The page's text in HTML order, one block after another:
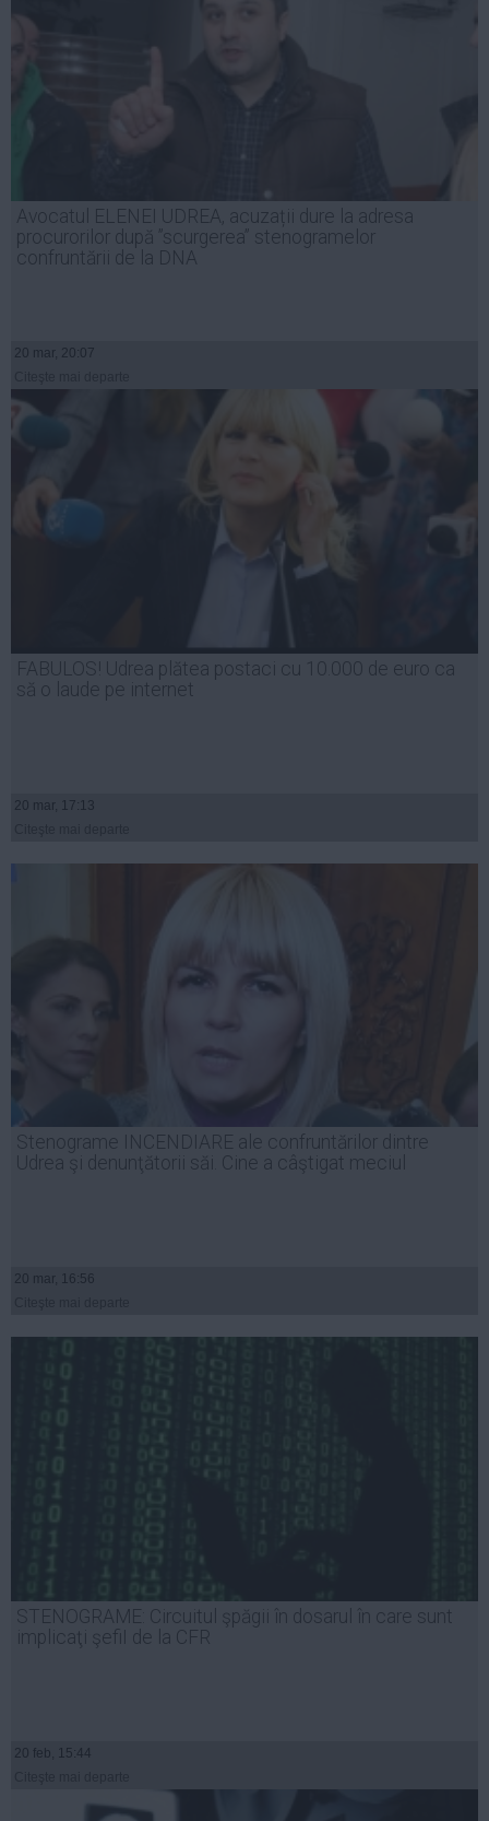
Avocatul ELENEI UDREA, acuzații dure la adresa
procurorilor după ”scurgerea” stenogramelor
confruntării de la DNA
20 mar, 20:07
FABULOS! Udrea plătea postaci cu 10.000 de euro ca
să o laude pe internet
20 mar, 17:13
Stenograme INCENDIARE ale confruntărilor dintre
Udrea şi denunţătorii săi. Cine a câştigat meciul
20 mar, 16:56
STENOGRAME: Circuitul şpăgii în dosarul în care sunt
implicaţi şefiI de la CFR
20 feb, 15:44